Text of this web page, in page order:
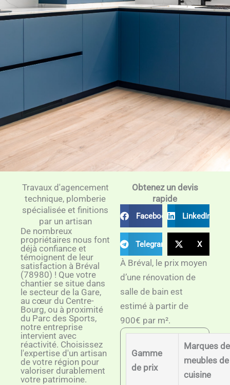
Obtenez un devis
rapide
Facebook LinkedIn
Telegram X
À Bréval, le prix moyen
d’une rénovation de
salle de bain est
estimé à partir de
900€ par m².
Gamme
de prix
Marques de
meubles de
cuisine
Travaux d'agencement
technique, plomberie
spécialisée et finitions
par un artisan
De nombreux
propriétaires nous font
déjà confiance et
témoignent de leur
satisfaction à Bréval
(78980) ! Que votre
chantier se situe dans
le secteur de la Gare,
au cœur du Centre-
Bourg, ou à proximité
du Parc des Sports,
notre entreprise
intervient avec
réactivité. Choisissez
l'expertise d'un artisan
de votre région pour
valoriser durablement
votre patrimoine.